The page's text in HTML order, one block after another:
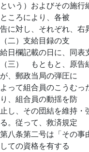
という）およびその施行
ところにより、各被
告に対し、それぞれ、右
（二）支給目録の支
給日欄記載の日に、同表
（三） もともと、原告
が、郵政当局の弾圧に
よって組合員のこうむっ
り、組合員の動揺を防
止し、その団結を維持・
る。従って、救済規定
第八条第二号は「その事
しての資格を有する